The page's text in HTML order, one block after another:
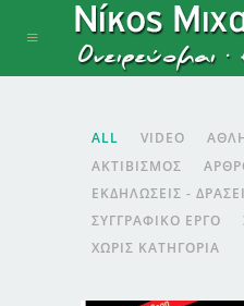
ALL VIDEO
ΑΚΤΙΒΙΣΜΌΣ
ΕΚΔΗΛΏΣΕΙΣ -
ΣΥΓΓΡΑΦΙΚΌ ΈΡΓΟ
ΧΩΡΊΣ ΚΑΤΗΓΟΡΊΑ